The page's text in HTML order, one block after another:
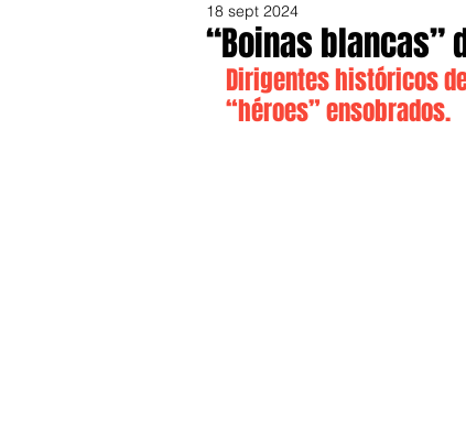
“Boinas blancas”
18 sept 2024
Dirigentes históricos
“héroes” ensobrados.